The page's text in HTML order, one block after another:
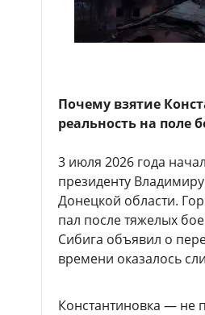
Почему взятие
реальность на поле
3 июля 2026 года
президенту
Донецкой области.
пал после тяжелых
Сибига объявил о
времени оказалось
Константиновка — не